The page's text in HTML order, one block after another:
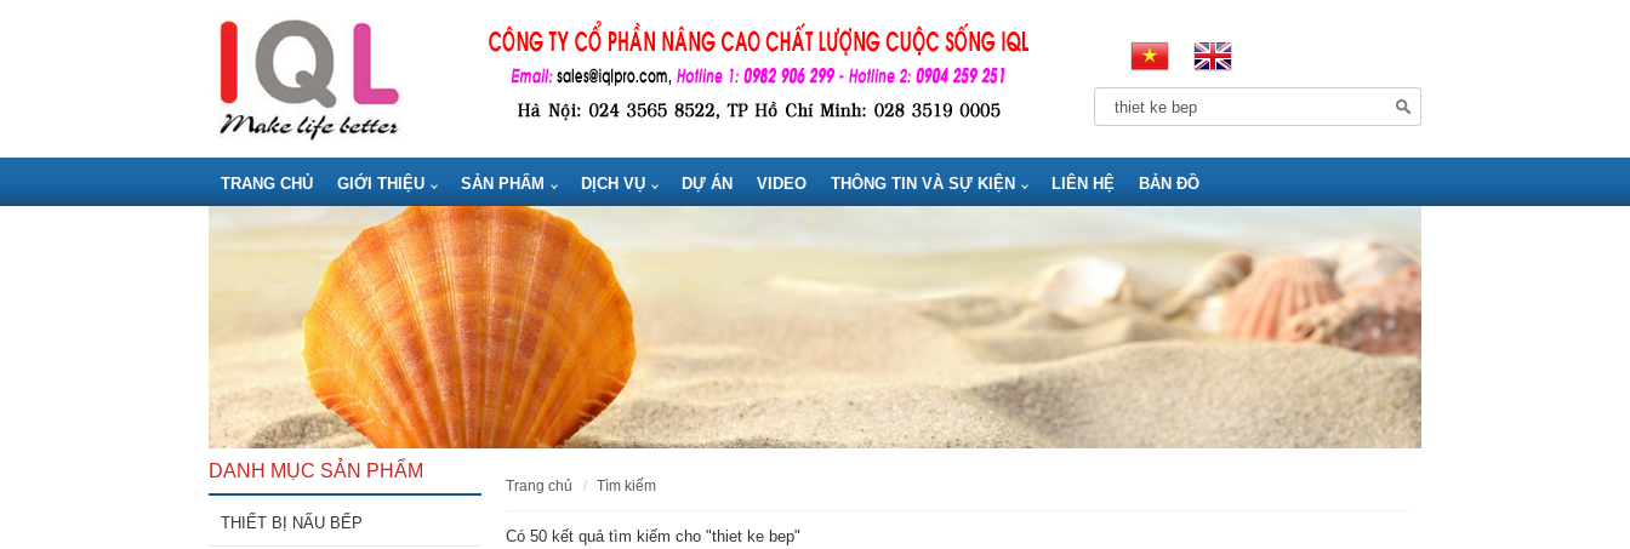
TRANG CHỦ GIỚI THIỆU SẢN PHẨM DỊCH VỤ DỰ ÁN VIDEO THÔNG TIN VÀ SỰ KIỆN LIÊN HỆ BẢN ĐỒ
DANH MỤC SẢN PHẨM
THIẾT BỊ NẤU BẾP
trang chủ tìm kiếm
Có 50 kết quả tìm kiếm cho "thiet ke bep"